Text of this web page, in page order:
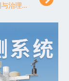
油烟排放监测与治理技术在建筑业中的应用案例分析